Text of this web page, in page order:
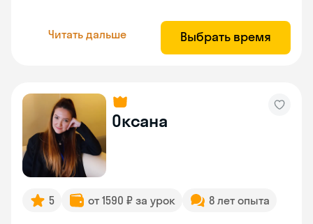
Читать дальше Выбрать время
Оксана
5 от 1590 ₽ за урок 8 лет опыта